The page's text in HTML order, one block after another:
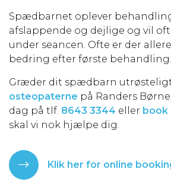
Spædbarnet oplever
afslappende og dejlige og vil
under seancen. Ofte er der
bedring efter første behandling.
Græder dit spædbarn
osteopaterne på Randers
dag på tlf. 8643 3344 eller book
skal vi nok hjælpe dig.
Klik her for online